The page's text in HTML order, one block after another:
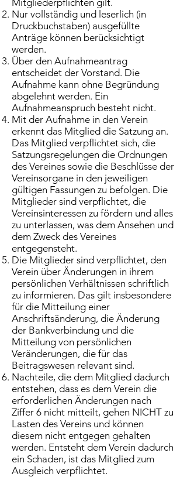
Mitgliederpflichten gilt.
Nur vollständig und leserlich (in
Druckbuchstaben) ausgefüllte
Anträge können berücksichtigt
werden.
Über den Aufnahmeantrag
entscheidet der Vorstand. Die
Aufnahme kann ohne Begründung
abgelehnt werden. Ein
Aufnahmeanspruch besteht nicht.
Mit der Aufnahme in den Verein
erkennt das Mitglied die Satzung an.
Das Mitglied verpflichtet sich, die
Satzungsregelungen die Ordnungen
des Vereines sowie die Beschlüsse der
Vereinsorgane in den jeweiligen
gültigen Fassungen zu befolgen. Die
Mitglieder sind verpflichtet, die
Vereinsinteressen zu fördern und alles
zu unterlassen, was dem Ansehen und
dem Zweck des Vereines
entgegensteht.
Die Mitglieder sind verpflichtet, den
Verein über Änderungen in ihrem
persönlichen Verhältnissen schriftlich
zu informieren. Das gilt insbesondere
für die Mitteilung einer
Anschriftsänderung, die Änderung
der Bankverbindung und die
Mitteilung von persönlichen
Veränderungen, die für das
Beitragswesen relevant sind.
Nachteile, die dem Mitglied dadurch
entstehen, dass es dem Verein die
erforderlichen Änderungen nach
Ziffer 6 nicht mitteilt, gehen NICHT zu
Lasten des Vereins und können
diesem nicht entgegen gehalten
werden. Entsteht dem Verein dadurch
ein Schaden, ist das Mitglied zum
Ausgleich verpflichtet.